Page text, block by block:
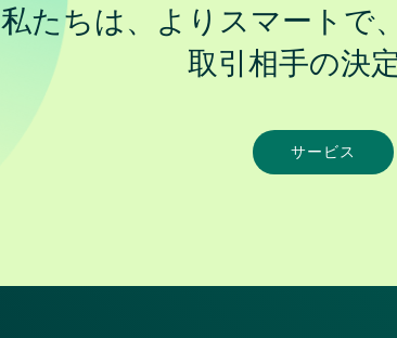
私たちは、よりスマートで
取引相手の決
サービス